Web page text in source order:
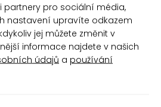
Max Color barva ve spreji,
2827 imitace zlato, 400 ml
partnery pro sociální média,
nastavení upravíte odkazem
jej můžete změnit v
informace najdete v našich
údajů a používání